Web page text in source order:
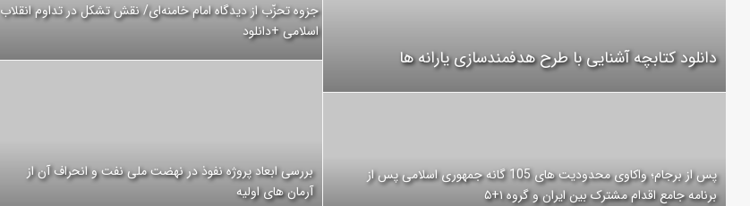
دانلود کتابچه آشنایی با طرح هدفمندسازی یارانه ها
پس از برجام؛ واکاوی محدودیت های 105 گانه جمهوری اسلامی پس از
برنامه جامع اقدام مشترک بین ایران و گروه ۱+۵
جزوه تحزّب از دیدگاه امام خامنه‌ای/ نقش تشکل در تداوم انقلاب
اسلامی +دانلود
بررسی ابعاد پروژه نفوذ در نهضت ملی نفت و انحراف آن از
آرمان های اولیه